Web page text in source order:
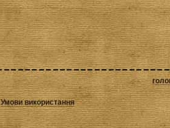
Умови використання